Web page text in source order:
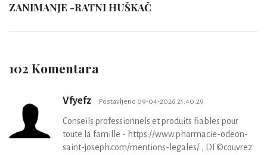
ZANIMANJE -RATNI HUŠKAČ
102 Komentara
Vfyefz Postavljeno 09-04-2026 21:40:29
Conseils professionnels et produits fiables pour
toute la famille - https://www.pharmacie-odeon-
saint-joseph.com/mentions-legales/ , DГ©couvrez